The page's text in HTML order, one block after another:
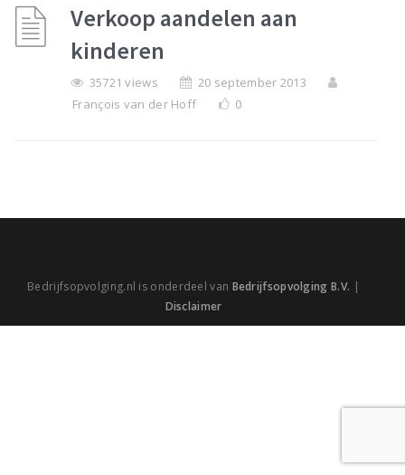
Verkoop aandelen aan
kinderen
35721 views
20 september 2013
François van der Hoff
0
Bedrijfsopvolging.nl is onderdeel van Bedrijfsopvolging B.V. |
Disclaimer